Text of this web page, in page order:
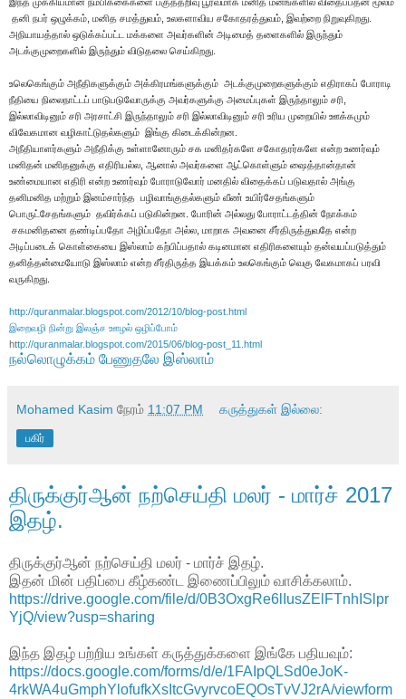
தனி நபர் ஒழுக்கம் மனித சமத்துவம் உலகளாவிய சகோதரத்துவம் இவற்றை நிறுவுகிறது.
அநியாயத்தால் ஒடுக்கப்பட்ட மக்களை அவர்களின் அடிமைத் தளைகளில் இருந்தும்
அடக்குமுறைகளில் இருந்தும் விடுதலை செய்கிறது.
உலெகெங்கும் அநீதிகளுக்கும் அக்கிரமங்களுக்கும் அடக்குமுறைகளுக்கும் எதிராகப் போராடி
நீதியை நிலைநாட்டப் பாடுபடுவோருக்கு அவர்களுக்கு அமைப்புகள் இருந்தாலும் சரி
இல்லாவிடினும் சரி அரசாட்சி இருந்தாலும் சரி இல்லாவிடினும் சரி உரிய முறையில் ஊக்கமும்
விவேகமான வழிகாட்டுதல்களும் இங்கு கிடைக்கின்றன
அநீதியாளர்களும் அநீதிக்கு உள்ளானோரும் சக மனிதர்களே சகோதரர்களே என்ற உணர்வும்
மனிதன் மனிதனுக்கு எதிரியல்ல ஆனால் அவர்களை ஆட்கொள்ளும் ஷைத்தான்தான்
உண்மையான எதிரி என்ற உணர்வும் போராடுவோர் மனதில் விதைக்கப் படுவதால் அங்கு
தனிமனித மற்றும் இனம்சார்ந்த பழிவாங்குதல்களும் வீண் உயிர்சேதங்களும்
பொருட்சேதங்களும் தவிர்க்கப் படுகின்றன. போரின் அல்லது போராட்டத்தின் நோக்கம்
சகமனிதனை தண்டிப்பதோ அழிப்பதோ அல்ல மாறாக அவனை சீர்திருத்துவதே என்ற
அடிப்படைக் கொள்கையை இஸ்லாம் கற்பிப்பதால் கடினமான எதிரிகளையும் தன்வயப்படுத்தும்
தனித்தன்மையோடு இஸ்லாம் என்ற சீர்திருத்த இயக்கம் உலகெங்கும் வெகு வேகமாகப் பரவி
வருகிறது.
http://quranmalar.blogspot.com/2012/10/blog-post.html
இறைவழி நின்று இலஞ்ச ஊழல் ஒழிப்போம்
http://quranmalar.blogspot.com/2015/06/blog-post_11.html
நல்லொழுக்கம் பேணுதலே இஸ்லாம்
Mohamed Kasim நேரம் 11:07 PM கருத்துகள் இல்லை:
பகிர்
திருக்குர்ஆன் நற்செய்தி மலர் - மார்ச் 2017
இதழ்.
திருக்குர்ஆன் நற்செய்தி மலர் - மார்ச் இதழ்.
இதன் மின் பதிப்பை கீழ்கண்ட இணைப்பிலும் வாசிக்கலாம்.
https://drive.google.com/file/d/0B3OxgRe6lIusZElFTnhISlpr
YjQ/view?usp=sharing
இந்த இதழ் பற்றிய உங்கள் கருத்துக்களை இங்கே பதியவும்:
https://docs.google.com/forms/d/e/1FAIpQLSd0eJoK-
4rkWA4uGmphYlofufkXsItcGvyrvcoEQOsTvVJ2rA/viewform